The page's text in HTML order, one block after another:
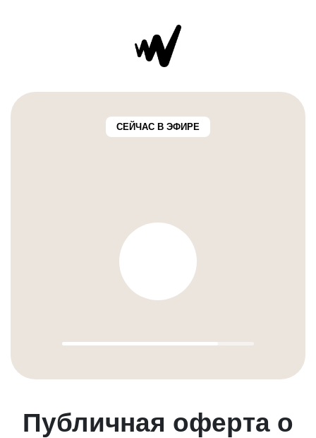
СЕЙЧАС В ЭФИРЕ
Публичная оферта о